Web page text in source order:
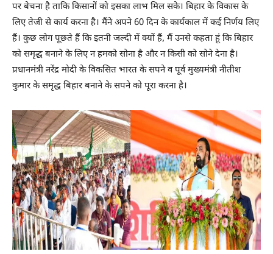
पर बेचना है ताकि किसानों को इसका लाभ मिल सके। बिहार के विकास के
लिए तेजी से कार्य करना है। मैंने अपने 60 दिन के कार्यकाल में कई निर्णय लिए
हैं। कुछ लोग पूछते हैं कि इतनी जल्दी में क्यों हैं, मैं उनसे कहता हूं कि बिहार
को समृद्ध बनाने के लिए न हमको सोना है और न किसी को सोने देना है।
प्रधानमंत्री नरेंद्र मोदी के विकसित भारत के सपने व पूर्व मुख्यमंत्री नीतीश
कुमार के समृद्ध बिहार बनाने के सपने को पूरा करना है।